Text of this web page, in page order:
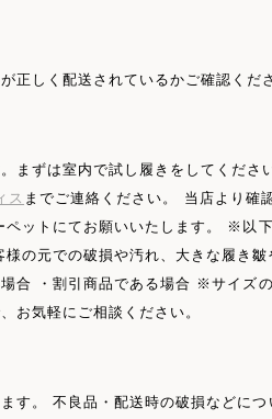
正しく配送されているかご確認くだ
まずは室内で試し履きをしてくださ
ス までご連絡ください。 当店より確
ットにてお願いいたします。 ※以
の元での破損や汚れ、大きな履き
合 ・割引商品である場合 ※サイズ
お気軽にご相談ください。
す。 不良品・配送時の破損などに